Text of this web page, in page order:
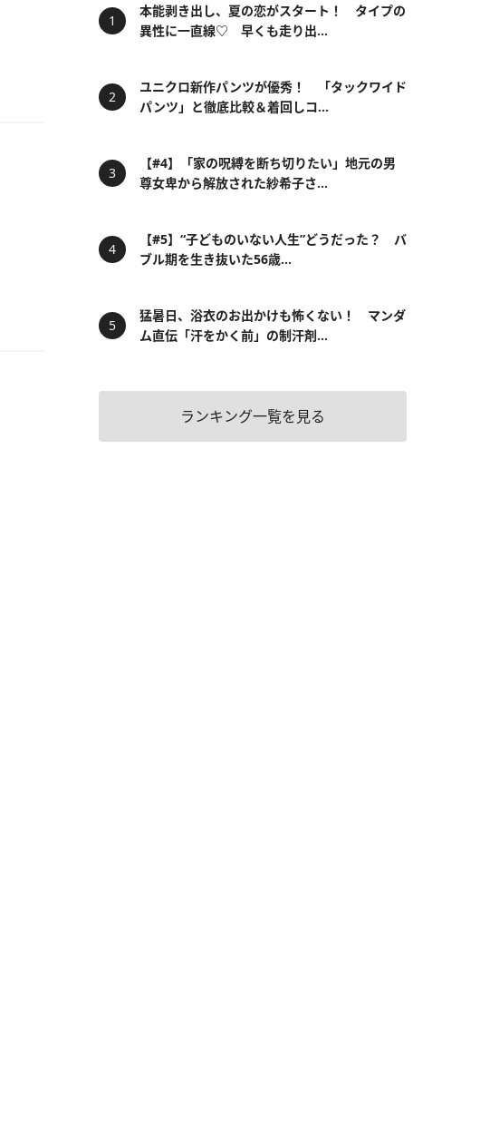
本能剥き出し、夏の恋がスタート！ タイプの
異性に一直線♡ 早くも走り出...
ユニクロ新作パンツが優秀！ 「タックワイド
パンツ」と徹底比較＆着回しコ...
【#4】「家の呪縛を断ち切りたい」地元の男
尊女卑から解放された紗希子さ...
【#5】“子どものいない人生”どうだった？ バ
ブル期を生き抜いた56歳...
猛暑日、浴衣のお出かけも怖くない！ マンダ
ム直伝「汗をかく前」の制汗剤...
ランキング一覧を見る